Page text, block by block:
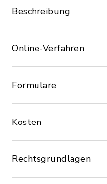
Beschreibung
Online-Verfahren
Formulare
Kosten
Rechtsgrundlagen